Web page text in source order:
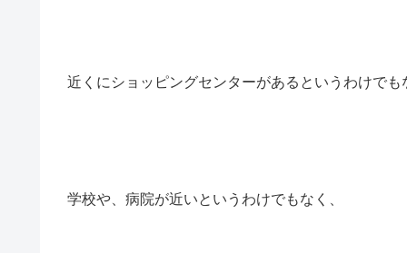
近くにショッピングセンターがあるというわけでも
学校や、病院が近いというわけでもなく、